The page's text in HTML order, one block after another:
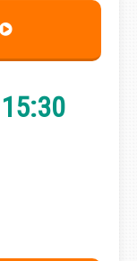
15:30